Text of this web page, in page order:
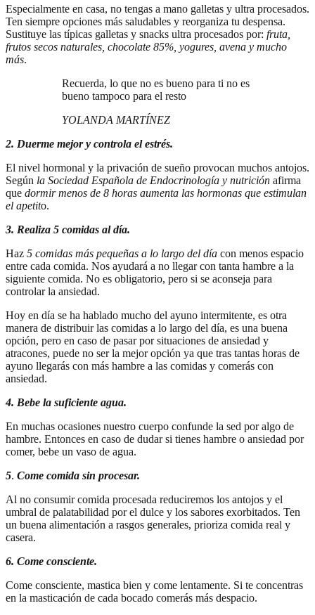
Especialmente en casa, no tengas a mano galletas y ultra procesados.
Ten siempre opciones más saludables y reorganiza tu despensa.
Sustituye las típicas galletas y snacks ultra procesados por: fruta,
frutos secos naturales, chocolate 85%, yogures, avena y mucho
más.
Recuerda, lo que no es bueno para ti no es
bueno tampoco para el resto
YOLANDA MARTÍNEZ
2. Duerme mejor y controla elestrés.
El nivel hormonal y la privación de sueño provocan muchos antojos.
Según la Sociedad Española de Endocrinología y nutrición afirma
que dormir menos de 8 horas aumenta las hormonas que estimulan
el apetito.
3. Realiza 5 comidas al día.
Haz 5 comidas más pequeñas a lo largo del día con menos espacio
entre cada comida. Nos ayudará a no llegar con tanta hambre a la
siguiente comida. No es obligatorio, pero si se aconseja para
controlar la ansiedad.
Hoy en día se ha hablado mucho del ayuno intermitente, es otra
manera de distribuir las comidas a lo largo del día, es una buena
opción, pero en caso de pasar por situaciones de ansiedad y
atracones, puede no ser la mejor opción ya que tras tantas horas de
ayuno llegarás con más hambre a las comidas y comerás con
ansiedad.
4. Bebe la suficiente agua.
En muchas ocasiones nuestro cuerpo confunde la sed por algo de
hambre. Entonces en caso de dudar si tienes hambre o ansiedad por
comer, bebe un vaso de agua.
5. Come comida sin procesar.
Al no consumir comida procesada reduciremos los antojos y el
umbral de palatabilidad por el dulce y los sabores exorbitados. Ten
un buena alimentación a rasgos generales, prioriza comida real y
casera.
6. Come consciente.
Come consciente, mastica bien y come lentamente. Si te concentras
en la masticación de cada bocado comerás más despacio.